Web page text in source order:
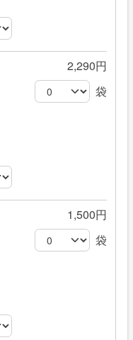
2,290円
袋
1,500円
袋